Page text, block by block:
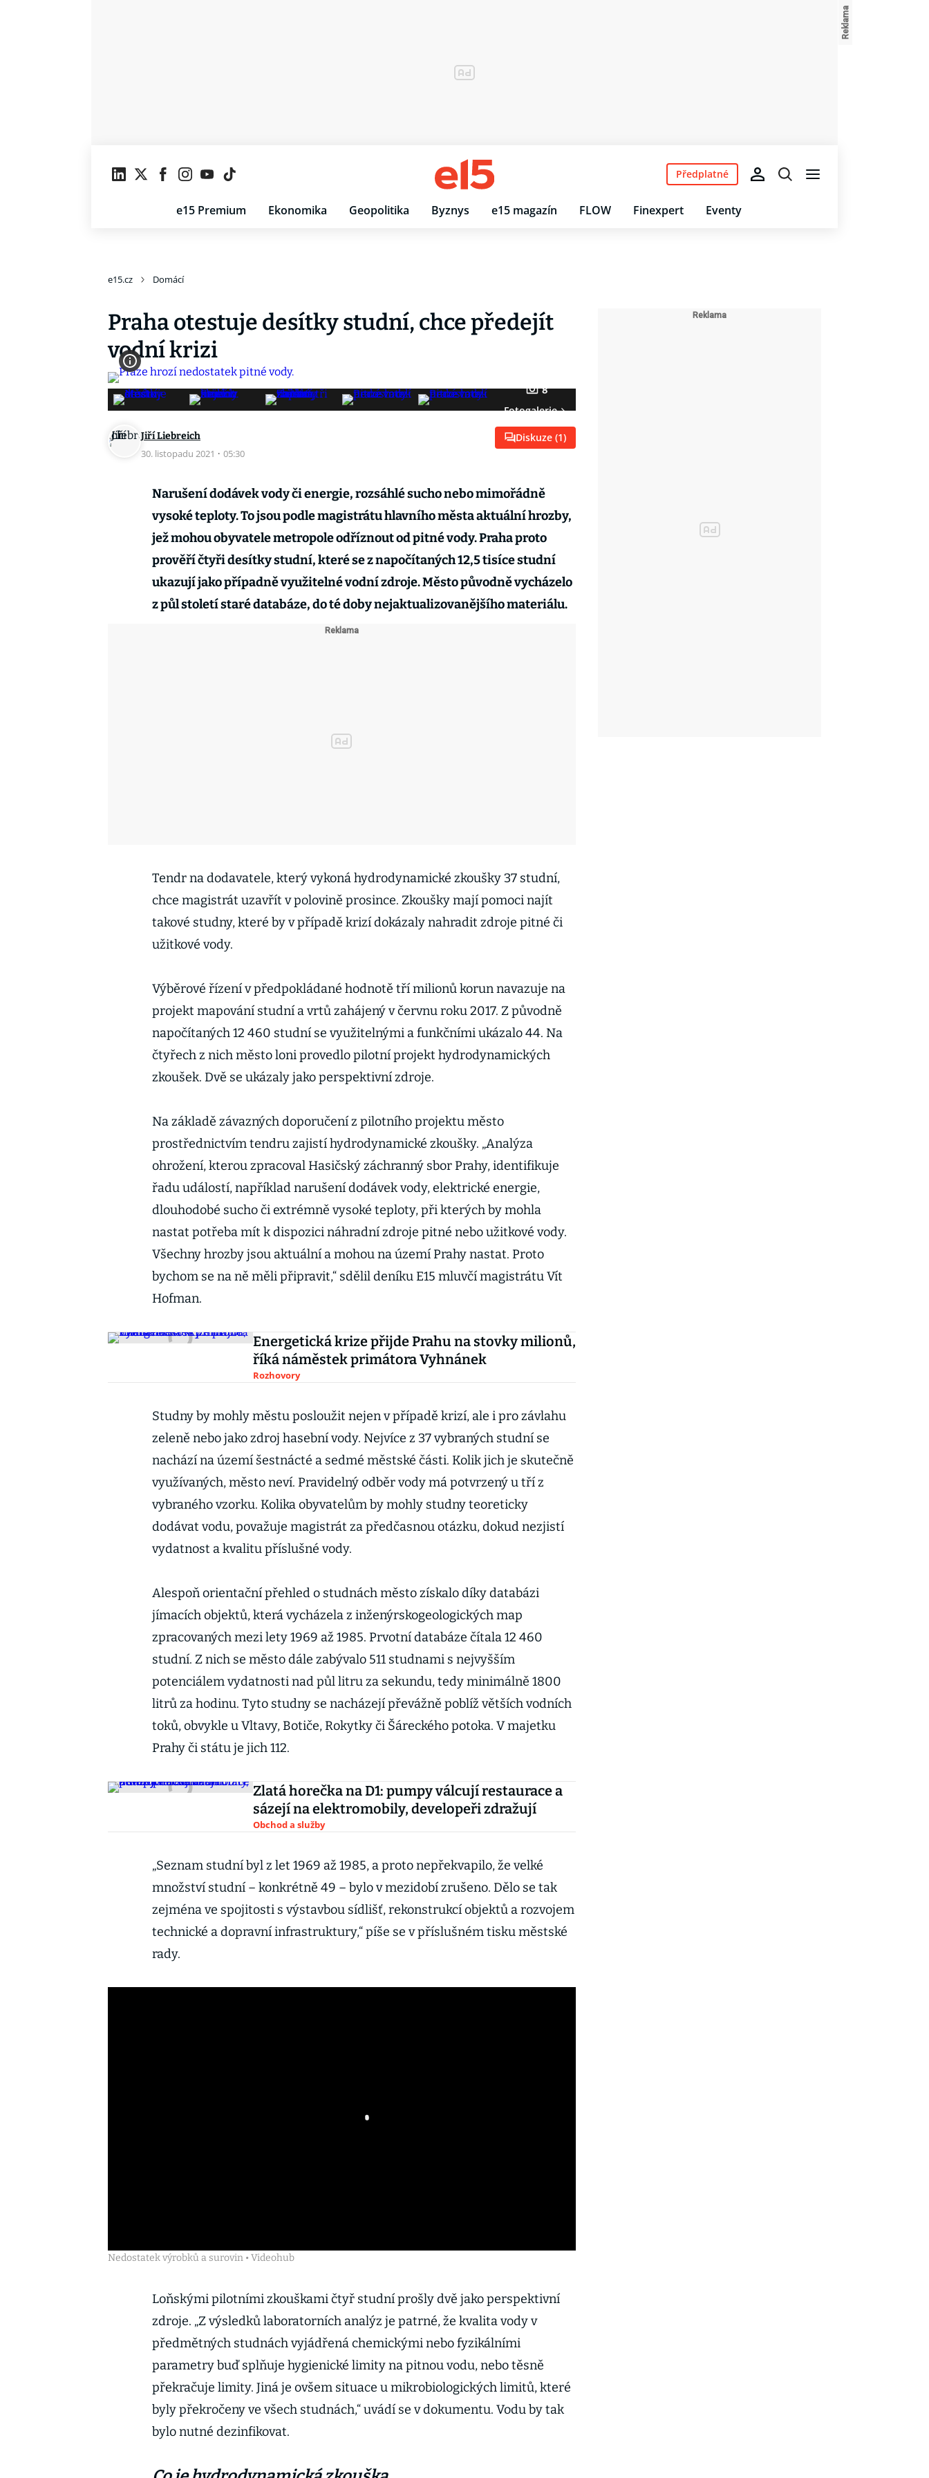
e15 Premium Ekonomika Geopolitika Byznys e15 magazín FLOW Finexpert Eventy
Předplatné
e15.cz Domácí
Praha otestuje desítky studní, chce předejít
vodní krizi
8
Fotogalerie
Jiří Liebreich
30. listopadu 2021 · 05:30
Diskuze (1)
Narušení dodávek vody či energie, rozsáhlé sucho nebo mimořádně
vysoké teploty. To jsou podle magistrátu hlavního města aktuální hrozby,
jež mohou obyvatele metropole odříznout od pitné vody. Praha proto
prověří čtyři desítky studní, které se z napočítaných 12,5 tisíce studní
ukazují jako případně využitelné vodní zdroje. Město původně vycházelo
z půl století staré databáze, do té doby nejaktualizovanějšího materiálu.
Tendr na dodavatele, který vykoná hydrodynamické zkoušky 37 studní,
chce magistrát uzavřít v polovině prosince. Zkoušky mají pomoci najít
takové studny, které by v případě krizí dokázaly nahradit zdroje pitné či
užitkové vody.
Výběrové řízení v předpokládané hodnotě tří milionů korun navazuje na
projekt mapování studní a vrtů zahájený v červnu roku 2017. Z původně
napočítaných 12 460 studní se využitelnými a funkčními ukázalo 44. Na
čtyřech z nich město loni provedlo pilotní projekt hydrodynamických
zkoušek. Dvě se ukázaly jako perspektivní zdroje.
Na základě závazných doporučení z pilotního projektu město
prostřednictvím tendru zajistí hydrodynamické zkoušky. „Analýza
ohrožení, kterou zpracoval Hasičský záchranný sbor Prahy, identifikuje
řadu událostí, například narušení dodávek vody, elektrické energie,
dlouhodobé sucho či extrémně vysoké teploty, při kterých by mohla
nastat potřeba mít k dispozici náhradní zdroje pitné nebo užitkové vody.
Všechny hrozby jsou aktuální a mohou na území Prahy nastat. Proto
bychom se na ně měli připravit,“ sdělil deníku E15 mluvčí magistrátu Vít
Hofman.
Energetická krize přijde Prahu na stovky milionů,
říká náměstek primátora Vyhnánek
Rozhovory
Studny by mohly městu posloužit nejen v případě krizí, ale i pro závlahu
zeleně nebo jako zdroj hasební vody. Nejvíce z 37 vybraných studní se
nachází na území šestnácté a sedmé městské části. Kolik jich je skutečně
využívaných, město neví. Pravidelný odběr vody má potvrzený u tří z
vybraného vzorku. Kolika obyvatelům by mohly studny teoreticky
dodávat vodu, považuje magistrát za předčasnou otázku, dokud nezjistí
vydatnost a kvalitu příslušné vody.
Alespoň orientační přehled o studnách město získalo díky databázi
jímacích objektů, která vycházela z inženýrskogeologických map
zpracovaných mezi lety 1969 až 1985. Prvotní databáze čítala 12 460
studní. Z nich se město dále zabývalo 511 studnami s nejvyšším
potenciálem vydatnosti nad půl litru za sekundu, tedy minimálně 1800
litrů za hodinu. Tyto studny se nacházejí převážně poblíž větších vodních
toků, obvykle u Vltavy, Botiče, Rokytky či Šáreckého potoka. V majetku
Prahy či státu je jich 112.
Zlatá horečka na D1: pumpy válcují restaurace a
sázejí na elektromobily, developeři zdražují
Obchod a služby
„Seznam studní byl z let 1969 až 1985, a proto nepřekvapilo, že velké
množství studní – konkrétně 49 – bylo v mezidobí zrušeno. Dělo se tak
zejména ve spojitosti s výstavbou sídlišť, rekonstrukcí objektů a rozvojem
technické a dopravní infrastruktury,“ píše se v příslušném tisku městské
rady.
Nedostatek výrobků a surovin • Videohub
Loňskými pilotními zkouškami čtyř studní prošly dvě jako perspektivní
zdroje. „Z výsledků laboratorních analýz je patrné, že kvalita vody v
předmětných studnách vyjádřená chemickými nebo fyzikálními
parametry buď splňuje hygienické limity na pitnou vodu, nebo těsně
překračuje limity. Jiná je ovšem situace u mikrobiologických limitů, které
byly překročeny ve všech studnách,“ uvádí se v dokumentu. Vodu by tak
bylo nutné dezinfikovat.